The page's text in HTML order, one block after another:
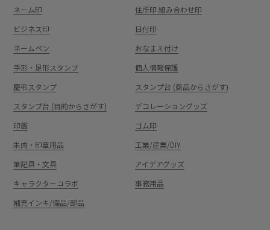
ネーム印
住所印 組み合わせ印
ビジネス印
日付印
ネームペン
おなまえ付け
手形・足形スタンプ
個人情報保護
慶弔スタンプ
スタンプ台 (商品からさがす)
スタンプ台 (目的からさがす)
デコレーショングッズ
印鑑
ゴム印
朱肉・印章用品
工業/産業/DIY
筆記具・文具
アイデアグッズ
キャラクターコラボ
事務用品
補充インキ/備品/部品